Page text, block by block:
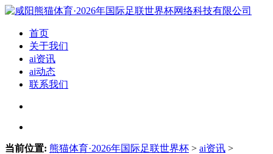
首页
关于我们
ai资讯
ai动态
联系我们
当前位置: 熊猫体育·2026年国际足联世界杯 > ai资讯 >